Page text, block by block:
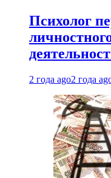
Психолог
2 года ago2 года